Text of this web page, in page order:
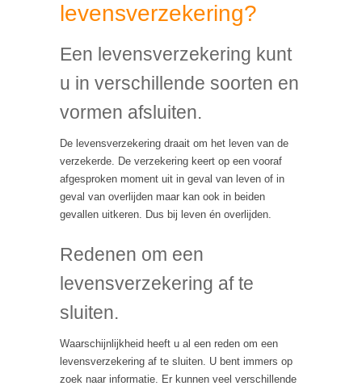
levensverzekering?
Een levensverzekering kunt
u in verschillende soorten en
vormen afsluiten.
De levensverzekering draait om het leven van de
verzekerde. De verzekering keert op een vooraf
afgesproken moment uit in geval van leven of in
geval van overlijden maar kan ook in beiden
gevallen uitkeren. Dus bij leven én overlijden.
Redenen om een
levensverzekering af te
sluiten.
Waarschijnlijkheid heeft u al een reden om een
levensverzekering af te sluiten. U bent immers op
zoek naar informatie. Er kunnen veel verschillende